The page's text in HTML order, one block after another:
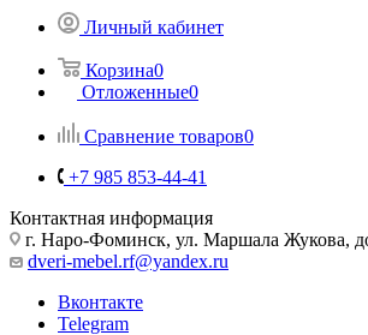
Личный кабинет
Корзина0
Отложенные0
Сравнение товаров0
+7 985 853-44-41
Контактная информация
г. Наро-Фоминск, ул. Маршала Жукова,
dveri-mebel.rf@yandex.ru
Вконтакте
Telegram